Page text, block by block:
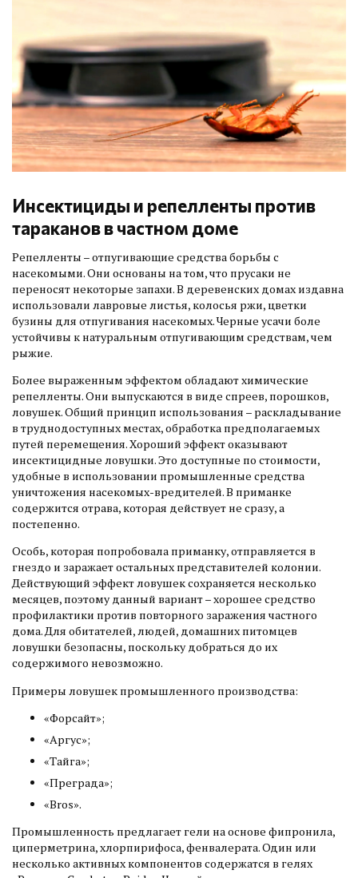
Инсектициды и репелленты против
тараканов в частном доме
Репелленты – отпугивающие средства борьбы с
насекомыми. Они основаны на том, что прусаки не
переносят некоторые запахи. В деревенских домах издавна
использовали лавровые листья, колосья ржи, цветки
бузины для отпугивания насекомых. Черные усачи боле
устойчивы к натуральным отпугивающим средствам, чем
рыжие.
Более выраженным эффектом обладают химические
репелленты. Они выпускаются в виде спреев, порошков,
ловушек. Общий принцип использования – раскладывание
в труднодоступных местах, обработка предполагаемых
путей перемещения. Хороший эффект оказывают
инсектицидные ловушки. Это доступные по стоимости,
удобные в использовании промышленные средства
уничтожения насекомых-вредителей. В приманке
содержится отрава, которая действует не сразу, а
постепенно.
Особь, которая попробовала приманку, отправляется в
гнездо и заражает остальных представителей колонии.
Действующий эффект ловушек сохраняется несколько
месяцев, поэтому данный вариант – хорошее средство
профилактики против повторного заражения частного
дома. Для обитателей, людей, домашних питомцев
ловушки безопасны, поскольку добраться до их
содержимого невозможно.
Примеры ловушек промышленного производства:
«Форсайт»;
«Аргус»;
«Тайга»;
«Преграда»;
«Bros».
Промышленность предлагает гели на основе фипронила,
циперметрина, хлорпирифоса, фенвалерата. Один или
несколько активных компонентов содержатся в гелях